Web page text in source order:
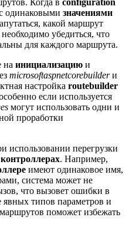
Когда в configuration
одинаковыми значениями
какой маршрут
убедиться, что
для каждого маршрута.
на инициализацию и
microsoftaspnetcorebuilderи
настройка routebuilder
если используется
могут использовать одни и
проработки
использовании перегрузки
контроллерах. Например,
имеют одинаковое имя,
система может не
что вызовет ошибки в
типов параметров и
поможет избежать